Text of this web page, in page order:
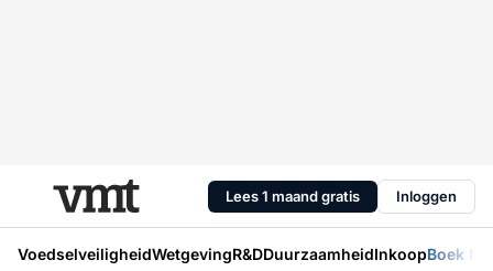
Lees 1 maand gratis Inloggen
VoedselveiligheidWetgevingR&DDuurzaamheidInkoopBoek